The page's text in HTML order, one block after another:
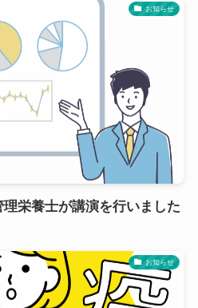
お知らせ
栄養士が講演を行いました
お知らせ